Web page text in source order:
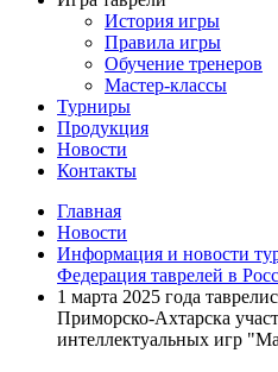
История игры
Правила игры
Обучение тренеров
Мастер-классы
Турниры
Продукция
Новости
Контакты
Главная
Новости
Информация и новости
Федерация таврелей в
1 марта 2025 года
Приморско-Ахтарска
интеллектуальных игр